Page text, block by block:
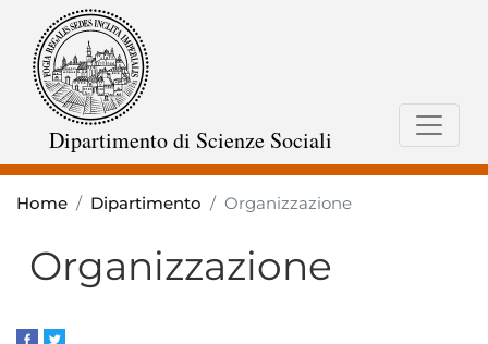
Dipartimento di Scienze Sociali
Home Dipartimento Organizzazione
Organizzazione